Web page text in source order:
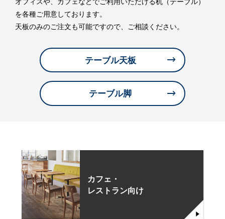
を各種ご用意しております。
天板のみのご注文も可能ですので、ご相談ください。
テーブル天板
テーブル脚
カフェ・
レストラン向け